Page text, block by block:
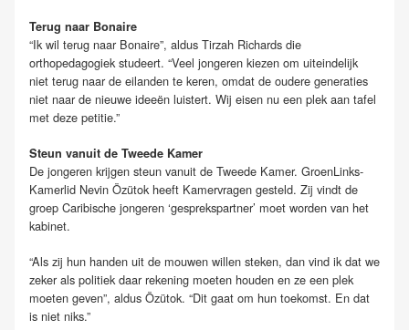
Terug naar Bonaire
“Ik wil terug naar Bonaire”, aldus Tirzah Richards die
orthopedagogiek studeert. “Veel jongeren kiezen om uiteindelijk
niet terug naar de eilanden te keren, omdat de oudere generaties
niet naar de nieuwe ideeën luistert. Wij eisen nu een plek aan tafel
met deze petitie.”
Steun vanuit de Tweede Kamer
De jongeren krijgen steun vanuit de Tweede Kamer. GroenLinks-
Kamerlid Nevin Özütok heeft Kamervragen gesteld. Zij vindt de
groep Caribische jongeren ‘gesprekspartner’ moet worden van het
kabinet.
“Als zij hun handen uit de mouwen willen steken, dan vind ik dat we
zeker als politiek daar rekening moeten houden en ze een plek
moeten geven”, aldus Özütok. “Dit gaat om hun toekomst. En dat
is niet niks.”